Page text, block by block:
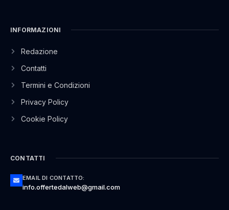
INFORMAZIONI
Redazione
Contatti
Termini e Condizioni
Privacy Policy
Cookie Policy
CONTATTI
EMAIL DI CONTATTO:
info.offertedalweb@gmail.com